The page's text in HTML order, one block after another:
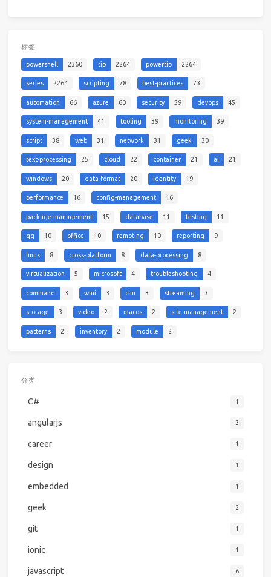
标签
powershell 2360 tip 2264 powertip 2264
series 2264 scripting 78 best-practices 73
automation 66 azure 60 security 59 devops 45
system-management 41 tooling 39 monitoring 39
script 38 web 31 network 31 geek 30
text-processing 25 cloud 22 container 21 ai 21
windows 20 data-format 20 identity 19
performance 16 config-management 16
package-management 15 database 11 testing 11
qq 10 office 10 remoting 10 reporting 9
linux 8 cross-platform 8 data-processing 8
virtualization 5 microsoft 4 troubleshooting 4
command 3 wmi 3 cim 3 streaming 3
storage 3 video 2 macos 2 site-management 2
patterns 2 inventory 2 module 2
分类
C# 1
angularjs 3
career 1
design 1
embedded 1
geek 2
git 1
ionic 1
javascript 6